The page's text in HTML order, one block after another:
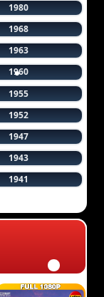
1980
1968
1963
1960
1955
1952
1947
1943
1941